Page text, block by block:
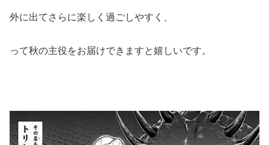
外に出てさらに楽しく過ごしやすく、
って秋の主役をお届けできますと嬉しいです。